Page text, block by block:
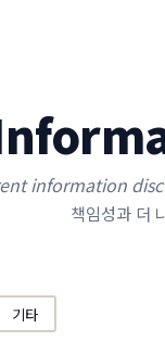
information
책임성과 더
기타